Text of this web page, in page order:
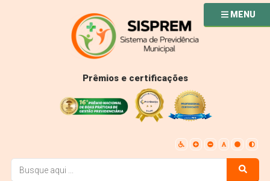
Prêmios e certificações
MENU